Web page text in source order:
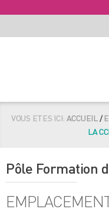
VOUS ETES ICI: ACCUEIL/
LA
Pôle Formation